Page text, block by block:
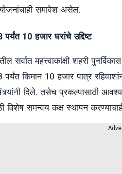
समावेश असेल.
10 हजार घरांचे उद्दिष्ट
सर्वात महत्त्वाकांक्षी शहरी
पर्यंत किमान 10 हजार पात्र
दिले. तसेच प्रकल्पासाठी
विशेष समन्वय कक्ष स्थापन